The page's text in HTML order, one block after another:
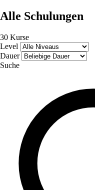
Alle Schulungen
30 Kurse
Level
Dauer
Suche